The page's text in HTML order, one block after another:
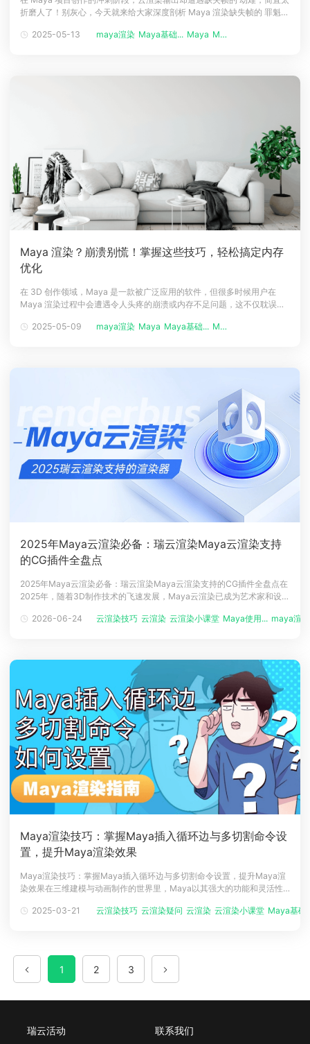
折磨人了！别灰心，今天就来给大家深度剖析 Maya 渲染缺失帧的 罪魁祸
云渲染的 赛博世界 中畅快驰骋，稳稳收获完整序列成果。一、Maya 渲染
2025-05-13 maya渲染 Maya基础... Maya Maya使用...
Maya 渲染？崩溃别慌！掌握这些技巧，轻松搞定内存
优化
在 3D 创作领域，Maya 是一款被广泛应用的软件，但很多时候用户在
Maya 渲染过程中会遭遇令人头疼的崩溃或内存不足问题，这不仅耽误项
的常见原因以及实用的优化场景方法，让 Maya 渲染过程更加顺畅。一、
2025-05-09 maya渲染 Maya Maya基础... Maya使用...
2025年Maya云渲染必备：瑞云渲染Maya云渲染支持
的CG插件全盘点
2025年Maya云渲染必备：瑞云渲染Maya云渲染支持的CG插件全盘点在
2025年，随着3D制作技术的飞速发展，Maya云渲染已成为艺术家和设计
不仅支持多种渲染器，还兼容众多强大的插件，以满足用户多样化的项目
2026-06-24 云渲染技巧 云渲染 云渲染小课堂 Maya使用... maya渲染
Maya渲染技巧：掌握Maya插入循环边与多切割命令设
置，提升Maya渲染效果
Maya渲染技巧：掌握Maya插入循环边与多切割命令设置，提升Maya渲
染效果在三维建模与动画制作的世界里，Maya以其强大的功能和灵活性
是细致入微的场景设计，掌握Maya的核心技巧对于提高工作效率和作品
2025-03-21 云渲染技巧 云渲染疑问 云渲染 云渲染小课堂 Maya基础
1 2 3
瑞云活动 联系我们